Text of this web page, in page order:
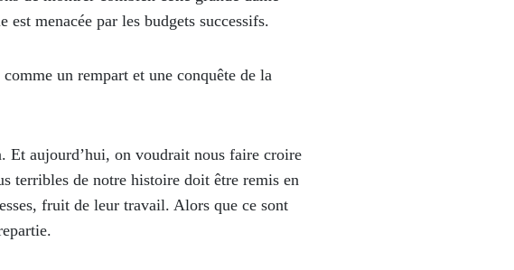
menacée par les budgets successifs.
un rempart et une conquête de la
Et aujourd’hui, on voudrait nous faire croire
terribles de notre histoire doit être remis en
fruit de leur travail. Alors que ce sont